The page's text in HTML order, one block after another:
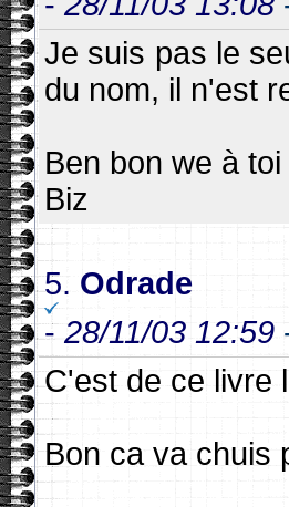
Je suis pas le
du nom, il n'est
Ben bon we à
Biz
5. Odrade
-28/11/03 12:59
C'est de ce livre
Bon ca va chuis